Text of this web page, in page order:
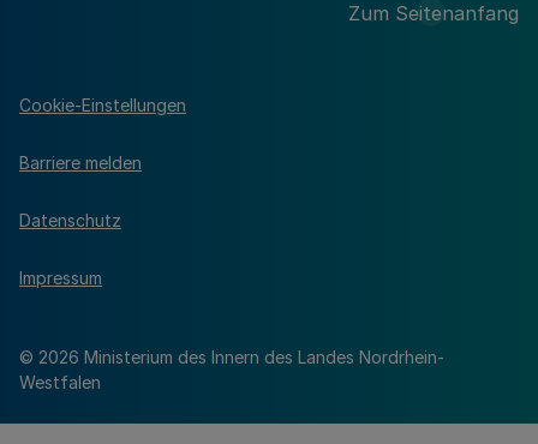
Zum Seitenanfang
© 2026 Ministerium des Innern des Landes Nordrhein-
Westfalen
Cookie-Einstellungen
Barriere melden
Datenschutz
Impressum